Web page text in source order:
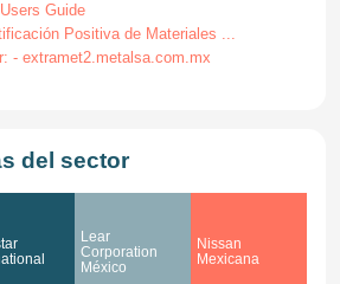
Guide
Positiva de Materiales ...
- extramet2.metalsa.com.mx
del sector
Lear
Corporation
México
Nissan
Mexicana